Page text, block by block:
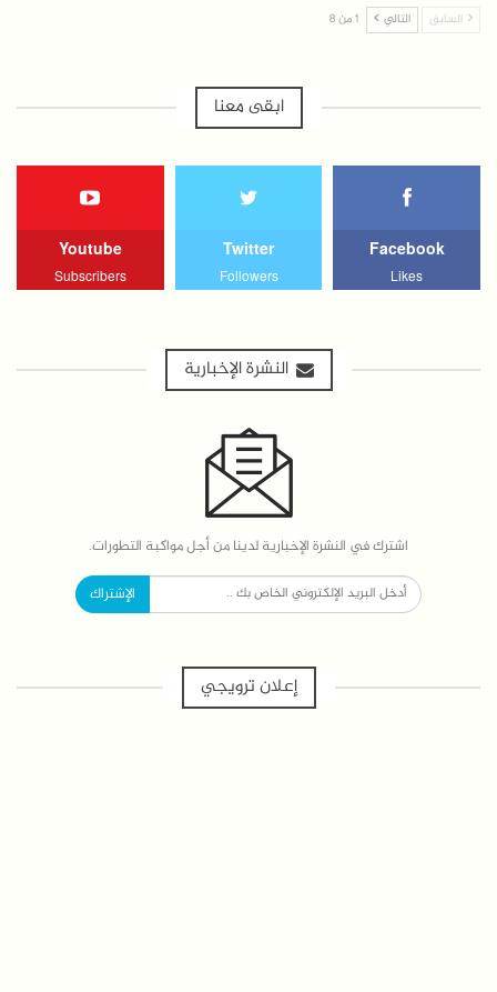
السابق التالي 1 من 8
ابقى معنا
Facebook
Likes
Twitter
Followers
Youtube
Subscribers
النشرة الإخبارية
اشترك في النشرة الإخبارية لدينا من أجل مواكبة التطورات.
الإشتراك
إعلان ترويجي